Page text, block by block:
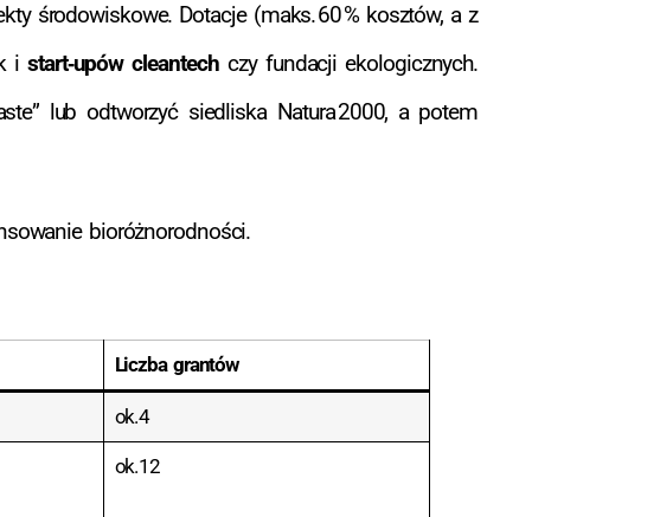
środowiskowe. Dotacje (maks. 60 % kosztów, a z
istart‑upów cleantechczy fundacji ekologicznych.
lub odtworzyć siedliska Natura 2000, a potem
bioróżnorodności.
Liczba grantów
ok. 4
ok. 12